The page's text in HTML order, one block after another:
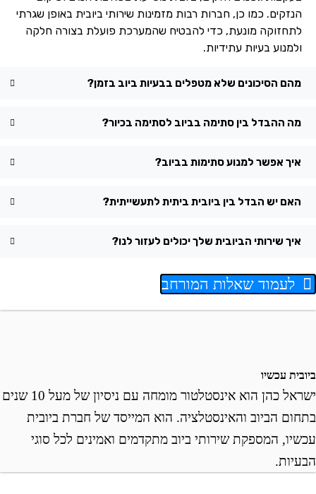
הנזקים. כמו כן, חברות רבות מזמינות שירותי ביובית באופן שגרתי
לתחזוקה מונעת, כדי להבטיח שהמערכת פועלת בצורה חלקה
ולמנוע בעיות עתידיות.
מהם הסיכונים שלא מטפלים בבעיות ביוב בזמן?
מה ההבדל בין סתימה בביוב לסתימה בכיור?
איך אפשר למנוע סתימות בביוב?
האם יש הבדל בין ביובית ביתית לתעשייתית?
איך שירותי הביובית שלך יכולים לעזור לנו?
לעמוד שאלות המורחב
עכשיו
ישראל כהן הוא אינסטלטור מומחה עם ניסיון של מעל 10 שנים
הביוב והאינסטלציה. הוא המייסד של חברת ביובית
המספקת שירותי ביוב מתקדמים ואמינים לכל סוגי